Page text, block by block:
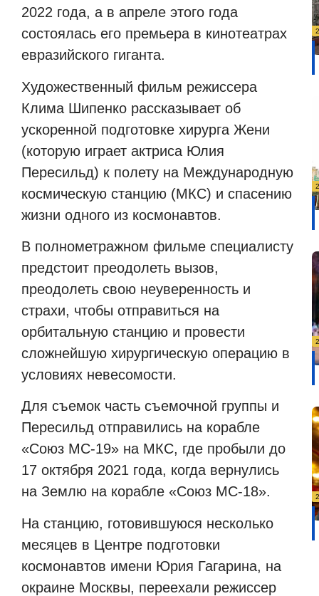
2022 года, а в апреле этого года
состоялась его премьера в кинотеатрах
евразийского гиганта.
Художественный фильм режиссера
Клима Шипенко рассказывает об
ускоренной подготовке хирурга Жени
(которую играет актриса Юлия
Пересильд) к полету на Международную
космическую станцию (МКС) и спасению
жизни одного из космонавтов.
В полнометражном фильме специалисту
предстоит преодолеть вызов,
преодолеть свою неуверенность и
страхи, чтобы отправиться на
орбитальную станцию и провести
сложнейшую хирургическую операцию в
условиях невесомости.
Для съемок часть съемочной группы и
Пересильд отправились на корабле
«Союз МС-19» на МКС, где пробыли до
17 октября 2021 года, когда вернулись
на Землю на корабле «Союз МС-18».
На станцию, готовившуюся несколько
месяцев в Центре подготовки
космонавтов имени Юрия Гагарина, на
окраине Москвы, переехали режиссер